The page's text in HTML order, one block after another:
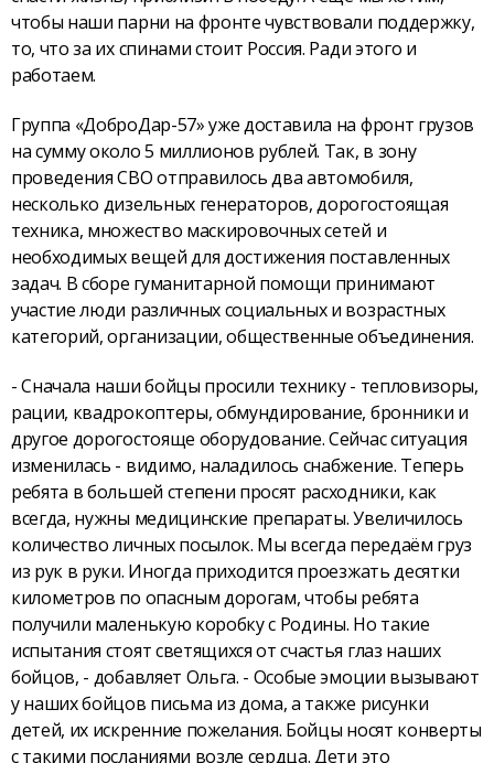
чтобы наши парни на фронте чувствовали поддержку,
то, что за их спинами стоит Россия. Ради этого и
работаем.
Группа «ДоброДар-57» уже доставила на фронт грузов
на сумму около 5 миллионов рублей. Так, в зону
проведения СВО отправилось два автомобиля,
несколько дизельных генераторов, дорогостоящая
техника, множество маскировочных сетей и
необходимых вещей для достижения поставленных
задач. В сборе гуманитарной помощи принимают
участие люди различных социальных и возрастных
категорий, организации, общественные объединения.
- Сначала наши бойцы просили технику - тепловизоры,
рации, квадрокоптеры, обмундирование, бронники и
другое дорогостояще оборудование. Сейчас ситуация
изменилась - видимо, наладилось снабжение. Теперь
ребята в большей степени просят расходники, как
всегда, нужны медицинские препараты. Увеличилось
количество личных посылок. Мы всегда передаём груз
из рук в руки. Иногда приходится проезжать десятки
километров по опасным дорогам, чтобы ребята
получили маленькую коробку с Родины. Но такие
испытания стоят светящихся от счастья глаз наших
бойцов, - добавляет Ольга. - Особые эмоции вызывают
у наших бойцов письма из дома, а также рисунки
детей, их искренние пожелания. Бойцы носят конверты
с такими посланиями возле сердца. Дети это